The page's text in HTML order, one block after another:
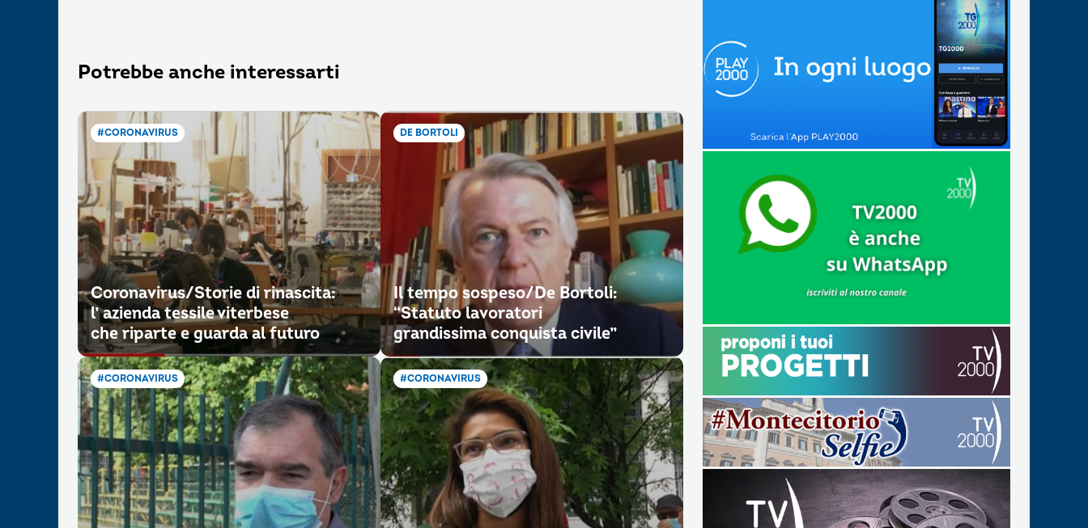
Potrebbe anche interessarti
#CORONAVIRUS
Coronavirus/Storie di rinascita:
l’ azienda tessile viterbese
che riparte e guarda al futuro
DE BORTOLI
Il tempo sospeso/De Bortoli:
“Statuto lavoratori
grandissima conquista civile”
#CORONAVIRUS #CORONAVIRUS